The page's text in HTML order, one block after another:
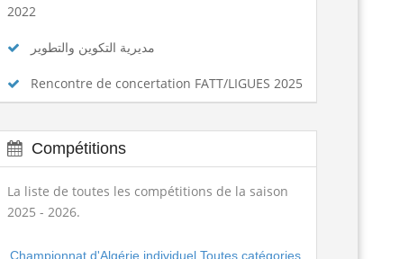
2022
مديرية التكوين والتطوير
Rencontre de concertation FATT/LIGUES 2025
Compétitions
La liste de toutes les compétitions de la saison
2025 - 2026.
Championnat d'Algérie individuel Toutes catégories